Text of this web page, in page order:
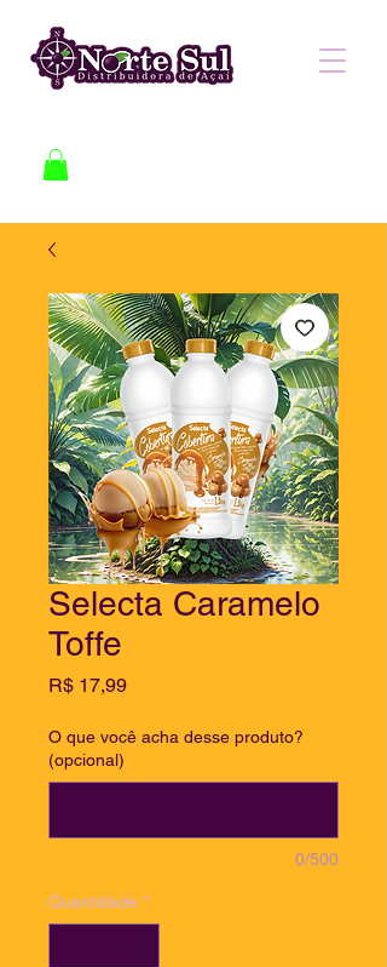
Selecta Caramelo
Toffe
R$ 17,99Preço
O que você acha desse produto?
(opcional)
0/500
Quantidade *